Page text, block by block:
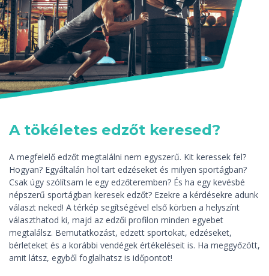
A tökéletes edzőt keresed?
A megfelelő edzőt megtalálni nem egyszerű. Kit keressek fel?
Hogyan? Egyáltalán hol tart edzéseket és milyen sportágban?
Csak úgy szólítsam le egy edzőteremben? És ha egy kevésbé
népszerű sportágban keresek edzőt? Ezekre a kérdésekre adunk
választ neked! A térkép segítségével első körben a helyszínt
választhatod ki, majd az edzői profilon minden egyebet
megtalálsz. Bemutatkozást, edzett sportokat, edzéseket,
bérleteket és a korábbi vendégek értékeléseit is. Ha meggyőzött,
amit látsz, egyből foglalhatsz is időpontot!